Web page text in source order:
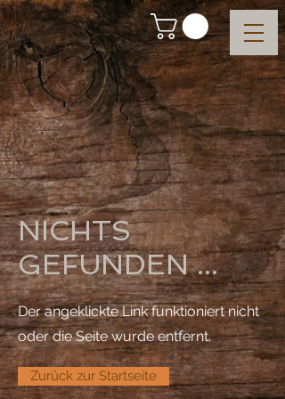
NICHTS
GEFUNDEN ...
Der angeklickte Link funktioniert nicht
oder die Seite wurde entfernt.
Zurück zur Startseite